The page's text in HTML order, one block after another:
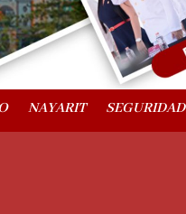
NAYARIT SEGURIDAD